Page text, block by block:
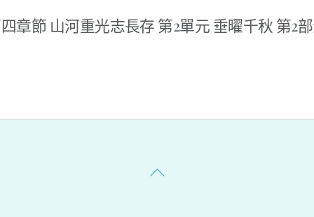
章節 山河重光志長存 第2單元 垂曜千秋 第2
Back